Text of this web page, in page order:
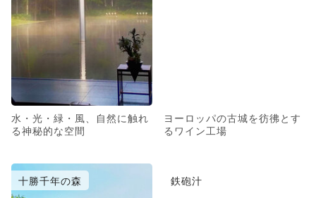
水・光・緑・風、自然に触れ
る神秘的な空間
ヨーロッパの古城を彷彿とす
るワイン工場
十勝千年の森 鉄砲汁